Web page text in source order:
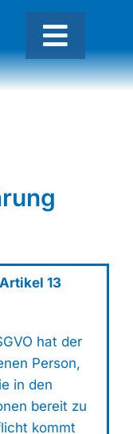
Toggle
13
hat der
Person,
in den
bereit zu
kommt